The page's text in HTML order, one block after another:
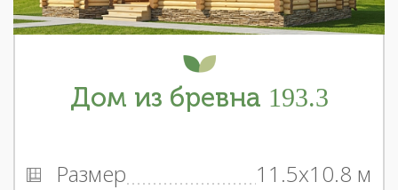
Дом из бревна 193.3
Размер
11.5x10.8 м